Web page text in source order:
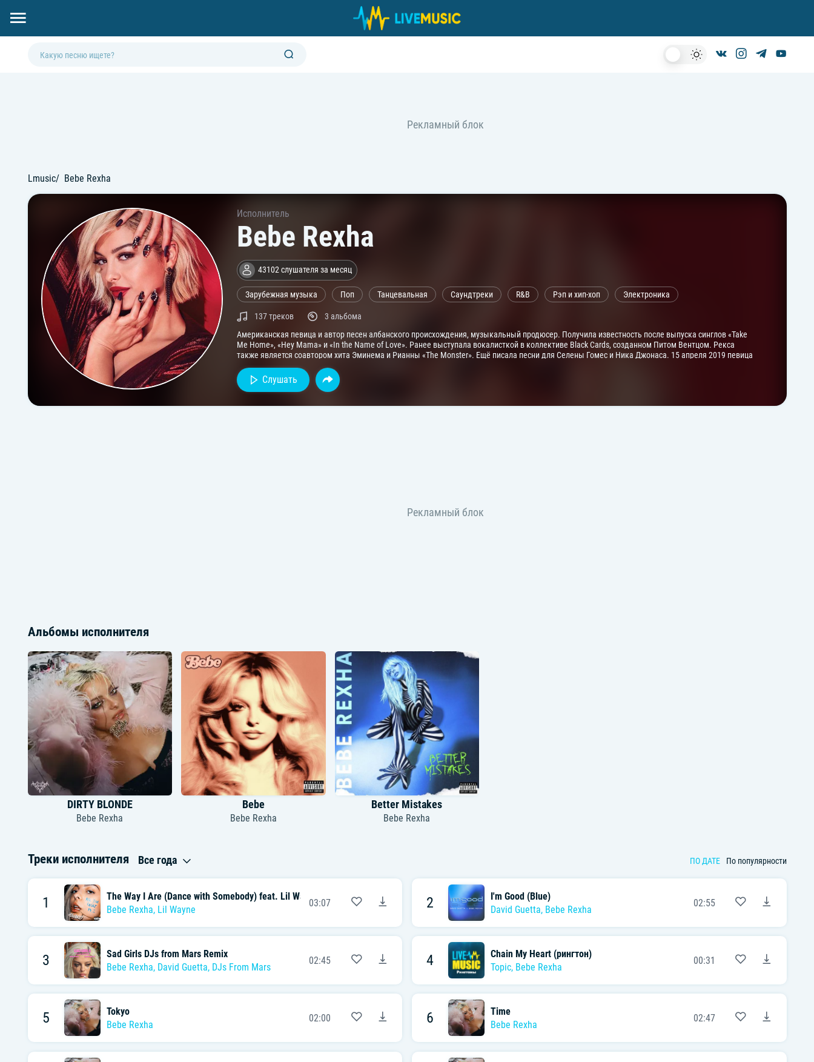
Lmusic Bebe Rexha
Исполнитель
Bebe Rexha
43102 слушателя за месяц
Зарубежная музыка Поп Танцевальная Саундтреки R&B Рэп и хип-хоп Электроника
137 треков
3 альбома
Американская певица и автор песен албанского происхождения, музыкальный продюсер. Получила известность после выпуска синглов «Take
Me Home», «Hey Mama» и «In the Name of Love». Ранее выступала вокалисткой в коллективе Black Cards, созданном Питом Вентцом. Рекса
также является соавтором хита Эминема и Рианны «The Monster». Ещё писала песни для Селены Гомес и Ника Джонаса. 15 апреля 2019 певица
заявила, что больна биполярным расстройством.
Слушать
Альбомы исполнителя
DIRTY BLONDE
Bebe Rexha
Bebe
Bebe Rexha
Better Mistakes
Bebe Rexha
Треки исполнителя Все года ПО ДАТЕ По популярности
1
The Way I Are (Dance with Somebody) feat. Lil Wayne
Bebe Rexha, Lil Wayne
03:07 2
I'm Good (Blue)
David Guetta, Bebe Rexha
02:55
3
Sad Girls DJs from Mars Remix
Bebe Rexha, David Guetta, DJs From Mars
02:45 4
Chain My Heart (рингтон)
Topic, Bebe Rexha
00:31
5
Tokyo
Bebe Rexha
02:00 6
Time
Bebe Rexha
02:47